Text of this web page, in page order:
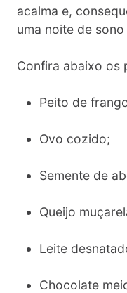
acalma e,
uma noite de
Confira abaixo os
Peito de
Ovo cozido;
Semente de
Queijo
Leite
Chocolate